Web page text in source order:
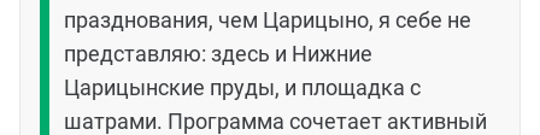
празднования, чем Царицыно, я себе не
представляю: здесь и Нижние
Царицынские пруды, и площадка с
шатрами. Программа сочетает активный